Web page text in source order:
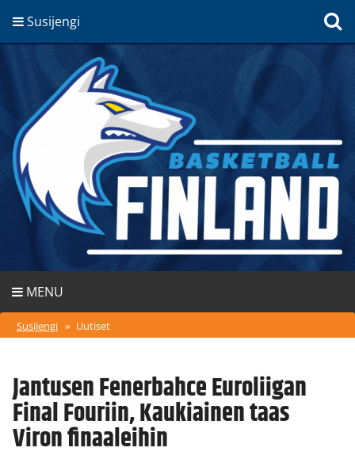
Susijengi
MENU
Susijengi » Uutiset
Jantusen Fenerbahce Euroliigan
Final Fouriin, Kaukiainen taas
Viron finaaleihin